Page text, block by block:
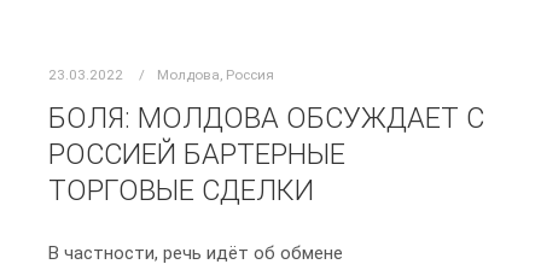
23.03.2022 Молдова Россия
БОЛЯ: МОЛДОВА ОБСУЖДАЕТ С
РОССИЕЙ БАРТЕРНЫЕ
ТОРГОВЫЕ СДЕЛКИ
В частности, речь идёт об обмене